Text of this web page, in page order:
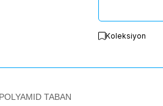
Koleksiyon
TABAN